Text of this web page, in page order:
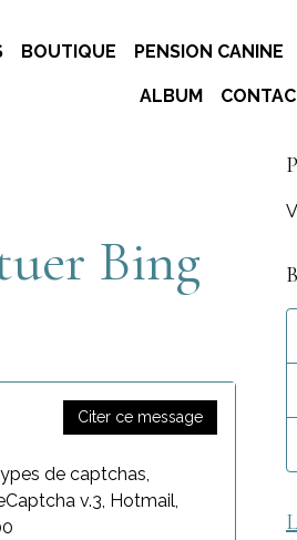
BOUTIQUE PENSION CANINE
ALBUM
Bing
Citer ce message
de captchas,
v.3, Hotmail,